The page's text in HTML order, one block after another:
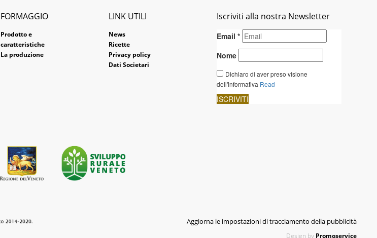
FORMAGGIO
Prodotto e
caratteristiche
La produzione
LINK UTILI
News
Ricette
Privacy policy
Dati Societari
Iscriviti alla nostra Newsletter
Aggiorna le impostazioni di tracciamento della pubblicità
Design by Promoservice